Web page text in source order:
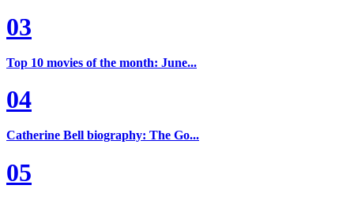
03
Top 10 movies of the month: June...
04
Catherine Bell biography: The Go...
05